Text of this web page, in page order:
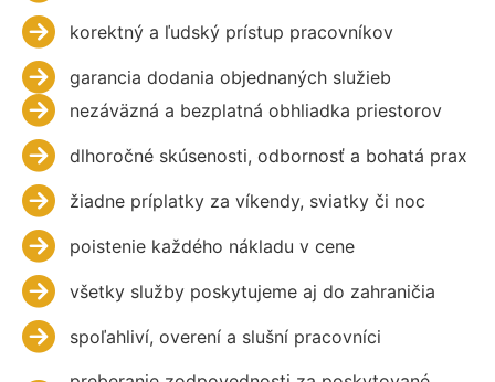
korektný a ľudský prístup pracovníkov
garancia dodania objednaných služieb
nezáväzná a bezplatná obhliadka priestorov
dlhoročné skúsenosti, odbornosť a bohatá prax
žiadne príplatky za víkendy, sviatky či noc
poistenie každého nákladu v cene
všetky služby poskytujeme aj do zahraničia
spoľahliví, overení a slušní pracovníci